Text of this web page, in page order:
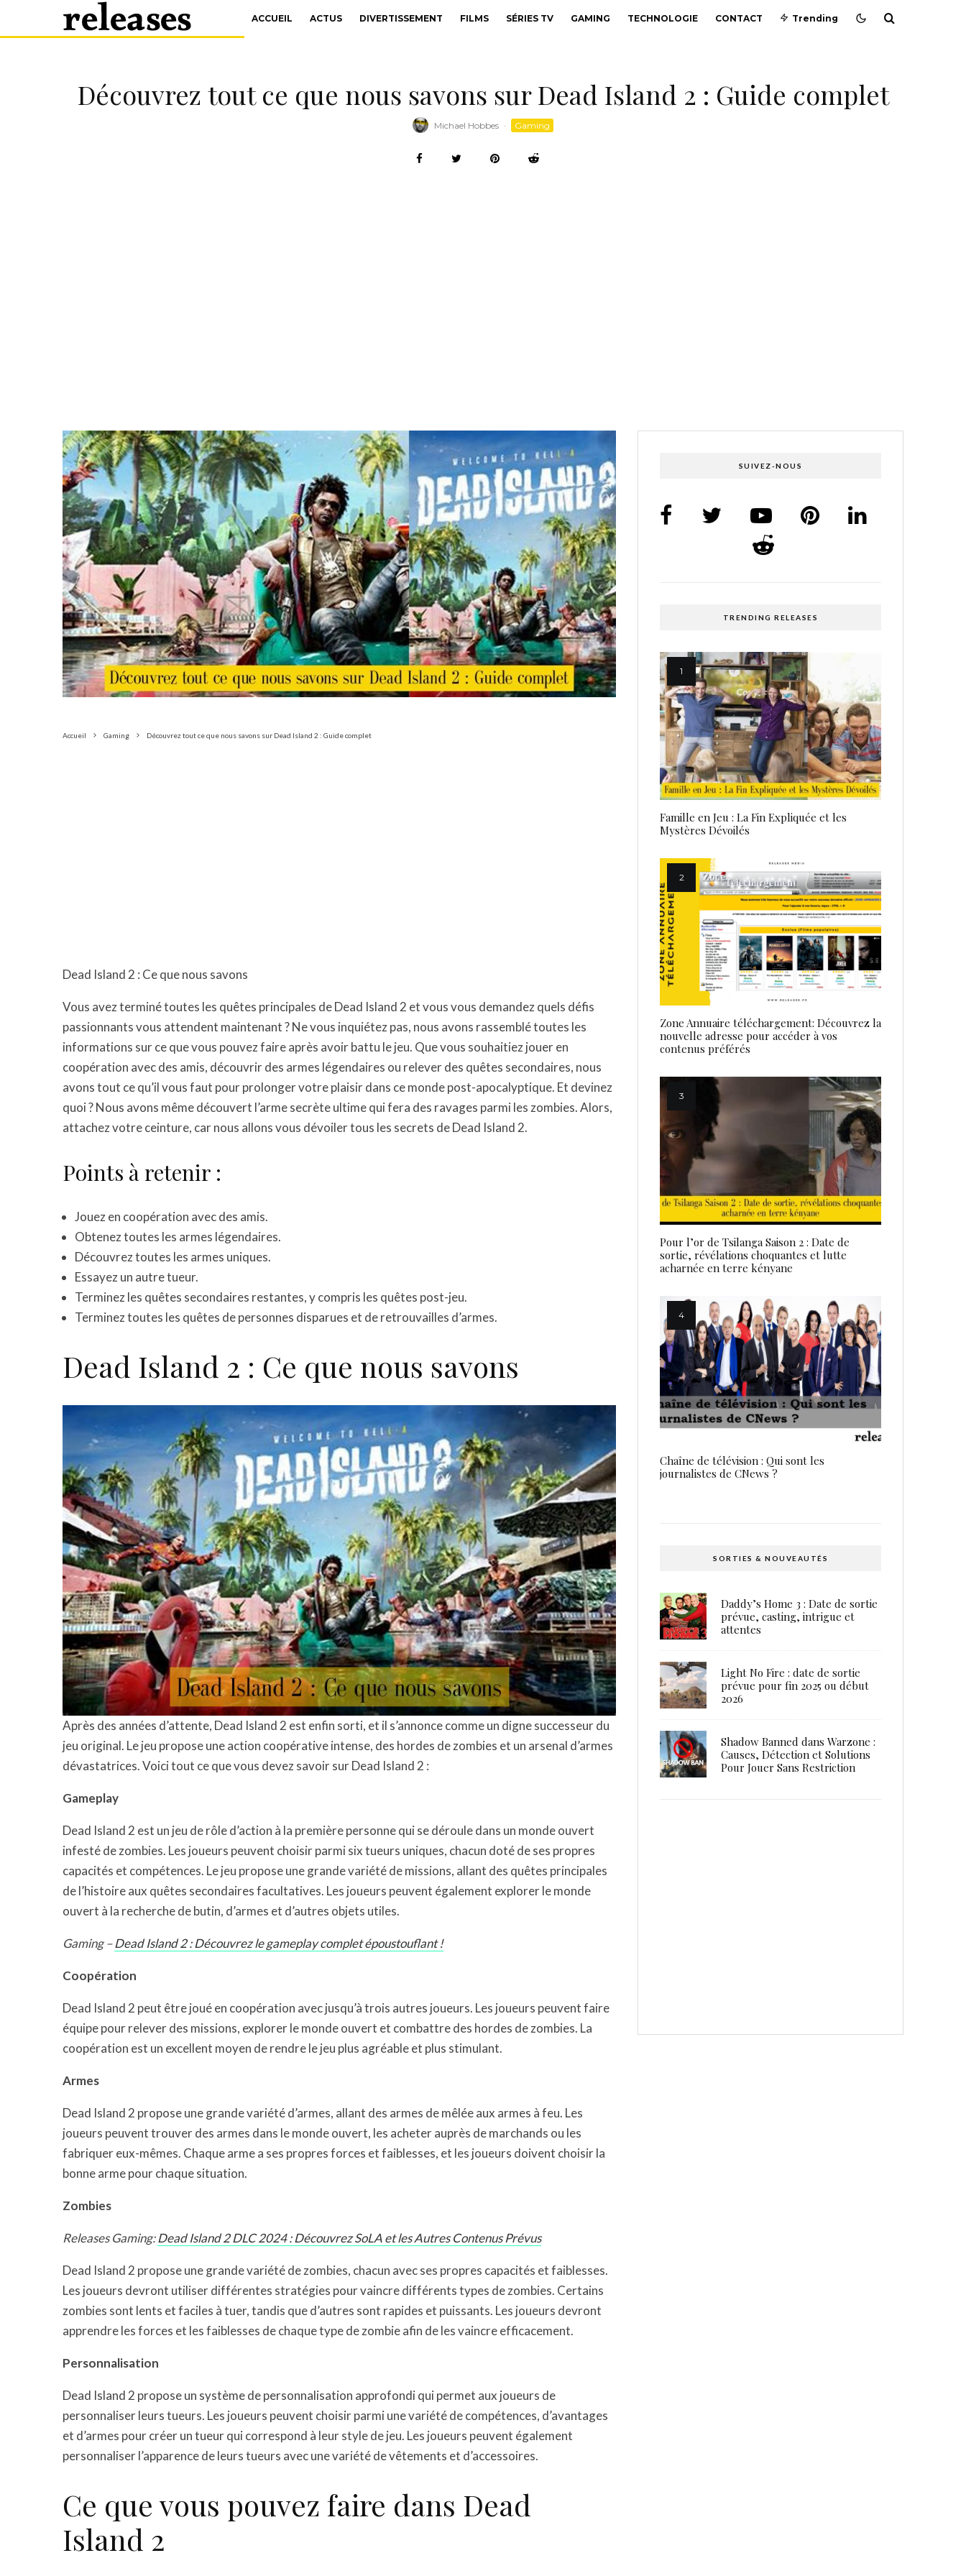
ACCUEIL ACTUS DIVERTISSEMENT FILMS SÉRIES TV GAMING TECHNOLOGIE CONTACT Trending
Découvrez tout ce que nous savons sur Dead Island 2 : Guide complet
Michael Hobbes · Gaming
Accueil Gaming Découvrez tout ce que nous savons sur Dead Island 2 : Guide complet
Dead Island 2 : Ce que nous savons
Vous avez terminé toutes les quêtes principales de Dead Island 2 et vous vous demandez quels défis
passionnants vous attendent maintenant ? Ne vous inquiétez pas, nous avons rassemblé toutes les
informations sur ce que vous pouvez faire après avoir battu le jeu. Que vous souhaitiez jouer en
coopération avec des amis, découvrir des armes légendaires ou relever des quêtes secondaires, nous
avons tout ce qu’il vous faut pour prolonger votre plaisir dans ce monde post-apocalyptique. Et devinez
quoi ? Nous avons même découvert l’arme secrète ultime qui fera des ravages parmi les zombies. Alors,
attachez votre ceinture, car nous allons vous dévoiler tous les secrets de Dead Island 2.
Points à retenir :
Jouez en coopération avec des amis.
Obtenez toutes les armes légendaires.
Découvrez toutes les armes uniques.
Essayez un autre tueur.
Terminez les quêtes secondaires restantes, y compris les quêtes post-jeu.
Terminez toutes les quêtes de personnes disparues et de retrouvailles d’armes.
Dead Island 2 : Ce que nous savons
Après des années d’attente, Dead Island 2 est enfin sorti, et il s’annonce comme un digne successeur du
jeu original. Le jeu propose une action coopérative intense, des hordes de zombies et un arsenal d’armes
dévastatrices. Voici tout ce que vous devez savoir sur Dead Island 2 :
Gameplay
Dead Island 2 est un jeu de rôle d’action à la première personne qui se déroule dans un monde ouvert
infesté de zombies. Les joueurs peuvent choisir parmi six tueurs uniques, chacun doté de ses propres
capacités et compétences. Le jeu propose une grande variété de missions, allant des quêtes principales
de l’histoire aux quêtes secondaires facultatives. Les joueurs peuvent également explorer le monde
ouvert à la recherche de butin, d’armes et d’autres objets utiles.
Gaming –Dead Island 2 : Découvrez le gameplay complet époustouflant !
Coopération
Dead Island 2 peut être joué en coopération avec jusqu’à trois autres joueurs. Les joueurs peuvent faire
équipe pour relever des missions, explorer le monde ouvert et combattre des hordes de zombies. La
coopération est un excellent moyen de rendre le jeu plus agréable et plus stimulant.
Armes
Dead Island 2 propose une grande variété d’armes, allant des armes de mêlée aux armes à feu. Les
joueurs peuvent trouver des armes dans le monde ouvert, les acheter auprès de marchands ou les
fabriquer eux-mêmes. Chaque arme a ses propres forces et faiblesses, et les joueurs doivent choisir la
bonne arme pour chaque situation.
Zombies
Releases Gaming:Dead Island 2 DLC 2024 : Découvrez SoLA et les Autres Contenus Prévus
Dead Island 2 propose une grande variété de zombies, chacun avec ses propres capacités et faiblesses.
Les joueurs devront utiliser différentes stratégies pour vaincre différents types de zombies. Certains
zombies sont lents et faciles à tuer, tandis que d’autres sont rapides et puissants. Les joueurs devront
apprendre les forces et les faiblesses de chaque type de zombie afin de les vaincre efficacement.
Personnalisation
Dead Island 2 propose un système de personnalisation approfondi qui permet aux joueurs de
personnaliser leurs tueurs. Les joueurs peuvent choisir parmi une variété de compétences, d’avantages
et d’armes pour créer un tueur qui correspond à leur style de jeu. Les joueurs peuvent également
personnaliser l’apparence de leurs tueurs avec une variété de vêtements et d’accessoires.
Ce que vous pouvez faire dans Dead
Island 2
SUIVEZ-NOUS
TRENDING RELEASES
Famille en Jeu : La Fin Expliquée et les
Mystères Dévoilés
Zone Annuaire téléchargement: Découvrez la
nouvelle adresse pour accéder à vos
contenus préférés
Pour l’or de Tsilanga Saison 2 : Date de
sortie, révélations choquantes et lutte
acharnée en terre kényane
Chaîne de télévision : Qui sont les
journalistes de CNews ?
SORTIES & NOUVEAUTÉS
Daddy’s Home 3 : Date de sortie
prévue, casting, intrigue et
attentes
Light No Fire : date de sortie
prévue pour fin 2025 ou début
2026
Shadow Banned dans Warzone :
Causes, Détection et Solutions
Pour Jouer Sans Restriction